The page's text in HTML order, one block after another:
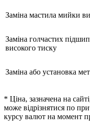
Заміна мастила мийки
Заміна голчастих
високого тиску
Заміна або установка
* Ціна, зазначена на
може відрізнятися по
курсу валют на момент